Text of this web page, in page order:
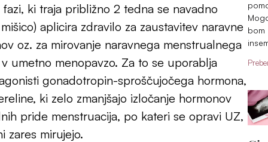
ki traja približno 2 tedna se navadno
aplicira zdravilo za zaustavitev naravne
oz. za mirovanje naravnega menstrualnega
umetno menopavzo. Za to se uporablja
gonadotropin-sproščujočega hormona,
ki zelo zmanjšajo izločanje hormonov
pride menstruacija, po kateri se opravi UZ,
zares mirujejo.
bom